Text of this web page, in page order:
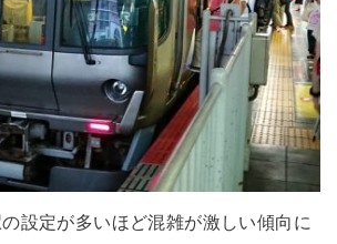
設定が多いほど混雑が激しい傾向に